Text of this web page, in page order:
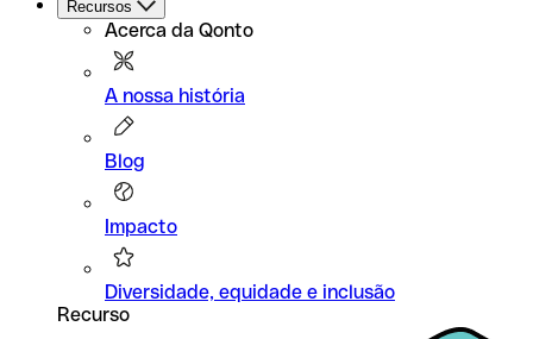
Recursos
Acerca da Qonto
A nossa história
Blog
Impacto
Diversidade, equidade e inclusão
Recurso